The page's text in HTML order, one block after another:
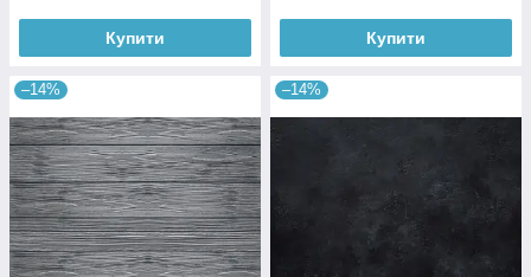
Купити Купити
–14% –14%